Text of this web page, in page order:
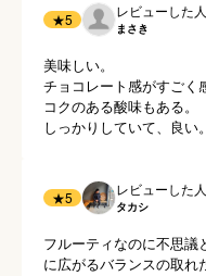
★5 レビューした
まさき
美味しい。
チョコレート感がすごく
コクのある酸味もある。
しっかりしていて、良い。
★5 レビューした
タカシ
フルーティなのに不思議
に広がるバランスの取れ